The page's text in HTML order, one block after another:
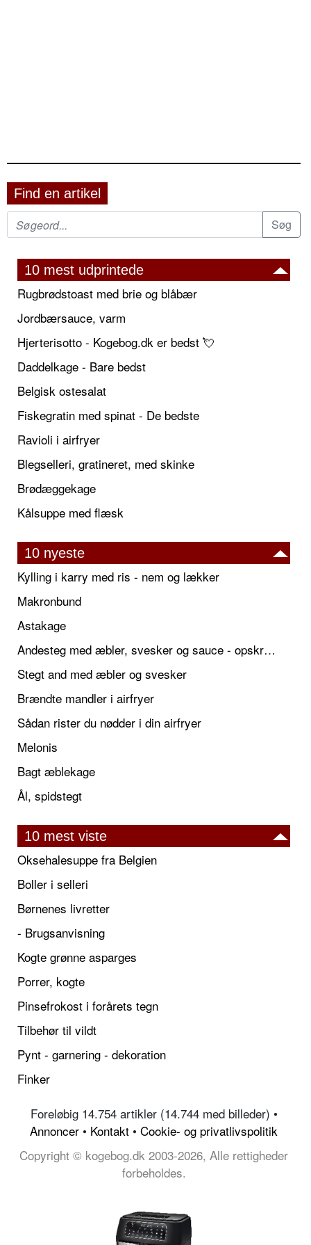
Find en artikel
10 mest udprintede
Rugbrødstoast med brie og blåbær
Jordbærsauce, varm
Hjerterisotto - Kogebog.dk er bedst 💘
Daddelkage - Bare bedst
Belgisk ostesalat
Fiskegratin med spinat - De bedste
Ravioli i airfryer
Blegselleri, gratineret, med skinke
Brødæggekage
Kålsuppe med flæsk
10 nyeste
Kylling i karry med ris - nem og lækker
Makronbund
Astakage
Andesteg med æbler, svesker og sauce - opskrift også til jul
Stegt and med æbler og svesker
Brændte mandler i airfryer
Sådan rister du nødder i din airfryer
Melonis
Bagt æblekage
Ål, spidstegt
10 mest viste
Oksehalesuppe fra Belgien
Boller i selleri
Børnenes livretter
- Brugsanvisning
Kogte grønne asparges
Porrer, kogte
Pinsefrokost i forårets tegn
Tilbehør til vildt
Pynt - garnering - dekoration
Finker
Foreløbig 14.754 artikler (14.744 med billeder) •
Annoncer • Kontakt • Cookie- og privatlivspolitik
Copyright © kogebog.dk 2003-2026, Alle rettigheder
forbeholdes.